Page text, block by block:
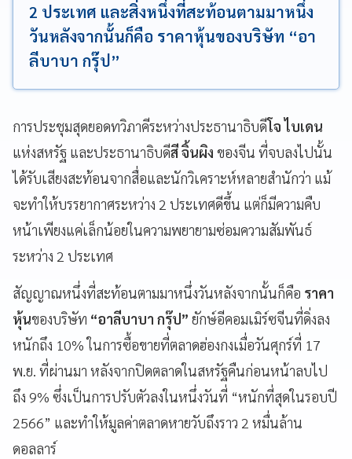
2 ประเทศ และสิ่งหนึ่งที่สะท้อนตามมาหนึ่ง
วันหลังจากนั้นก็คือ ราคาหุ้นของบริษัท “อา
ลีบาบา กรุ๊ป”
การประชุมสุดยอดทวิภาคีระหว่างประธานาธิบดีโจ ไบเดน
แห่งสหรัฐ และประธานาธิบดีสี จิ้นผิง ของจีน ที่จบลงไปนั้น
ได้รับเสียงสะท้อนจากสื่อและนักวิเคราะห์หลายสำนักว่า แม้
จะทำให้บรรยากาศระหว่าง 2 ประเทศดีขึ้น แต่ก็มีความคืบ
หน้าเพียงแค่เล็กน้อยในความพยายามซ่อมความสัมพันธ์
ระหว่าง 2 ประเทศ
สัญญาณหนึ่งที่สะท้อนตามมาหนึ่งวันหลังจากนั้นก็คือ ราคา
หุ้นของบริษัท “อาลีบาบา กรุ๊ป” ยักษ์อีคอมเมิร์ซจีนที่ดิ่งลง
หนักถึง 10% ในการซื้อขายที่ตลาดฮ่องกงเมื่อวันศุกร์ที่ 17
พ.ย. ที่ผ่านมา หลังจากปิดตลาดในสหรัฐคืนก่อนหน้าลบไป
ถึง 9% ซึ่งเป็นการปรับตัวลงในหนึ่งวันที่ “หนักที่สุดในรอบปี
2566” และทำให้มูลค่าตลาดหายวับถึงราว 2 หมื่นล้าน
ดอลลาร์